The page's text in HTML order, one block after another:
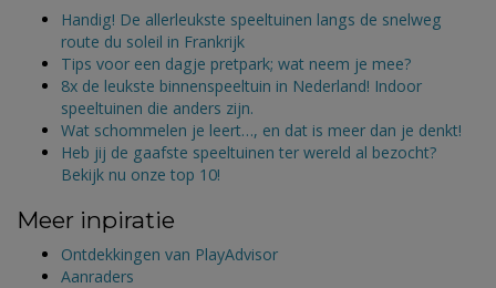
Handig! De allerleukste speeltuinen langs de snelweg
route du soleil in Frankrijk
Tips voor een dagje pretpark; wat neem je mee?
8x de leukste binnenspeeltuin in Nederland! Indoor
speeltuinen die anders zijn.
Wat schommelen je leert…, en dat is meer dan je denkt!
Heb jij de gaafste speeltuinen ter wereld al bezocht?
Bekijk nu onze top 10!
Meer inpiratie
Ontdekkingen van PlayAdvisor
Aanraders